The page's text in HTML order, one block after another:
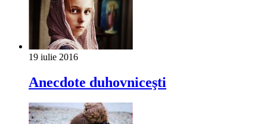
19 iulie 2016
Anecdote duhovniceşti